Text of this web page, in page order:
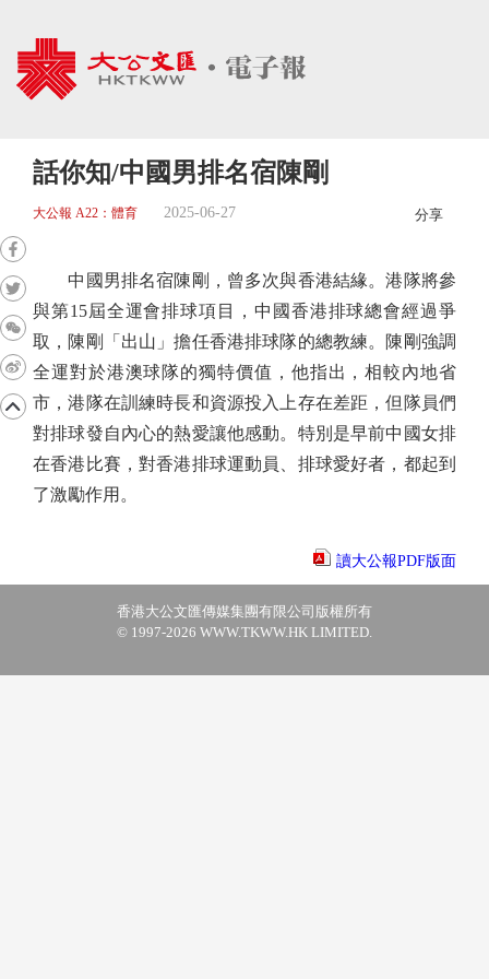
話你知/中國男排名宿陳剛
大公報 A22：體育 2025-06-27 分享
中國男排名宿陳剛，曾多次與香港結緣。港隊將參
與第15屆全運會排球項目，中國香港排球總會經過爭
取，陳剛「出山」擔任香港排球隊的總教練。陳剛強調
全運對於港澳球隊的獨特價值，他指出，相較內地省
市，港隊在訓練時長和資源投入上存在差距，但隊員們
對排球發自內心的熱愛讓他感動。特別是早前中國女排
在香港比賽，對香港排球運動員、排球愛好者，都起到
了激勵作用。
讀大公報PDF版面
香港大公文匯傳媒集團有限公司版權所有
© 1997-2026 WWW.TKWW.HK LIMITED.